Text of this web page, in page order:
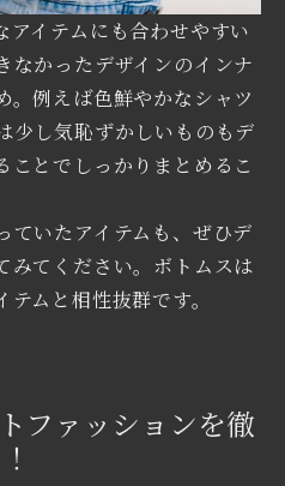
アイテムにも合わせやすい
なかったデザインのインナ
。例えば色鮮やかなシャツ
少し気恥ずかしいものもデ
ことでしっかりまとめるこ
ていたアイテムも、ぜひデ
みてください。ボトムスは
ムと相性抜群です。
ファッションを徹